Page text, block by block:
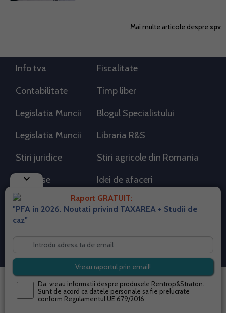
Mai multe articole despre spv
keyboard_arrow_down
Raport GRATUIT:
"PFA in 2026. Noutati privind TAXAREA + Studii de
caz"
Da, vreau informatii despre produsele Rentrop&Straton.
Sunt de acord ca datele personale sa fie prelucrate
conform Regulamentul UE 679/2016
Info tva Fiscalitate
Contabilitate Timp liber
Legislatia Muncii Blogul Specialistului
Legislatia Muncii Libraria R&S
Stiri juridice Stiri agricole din Romania
AdSense Idei de afaceri
RSS Flux RSS 2.0
Despre cookies
Termeni si conditii
Contact
© 2026 portalpfa.ro. Toate drepturile rezervate.